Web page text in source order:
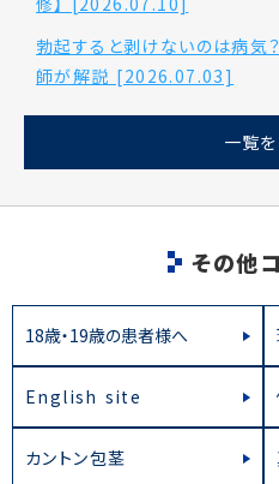
勃起すると剥けないのは病気
師が解説 [2026.07.03]
一覧
その他
18歳・19歳の患者様へ
English site
カントン包茎